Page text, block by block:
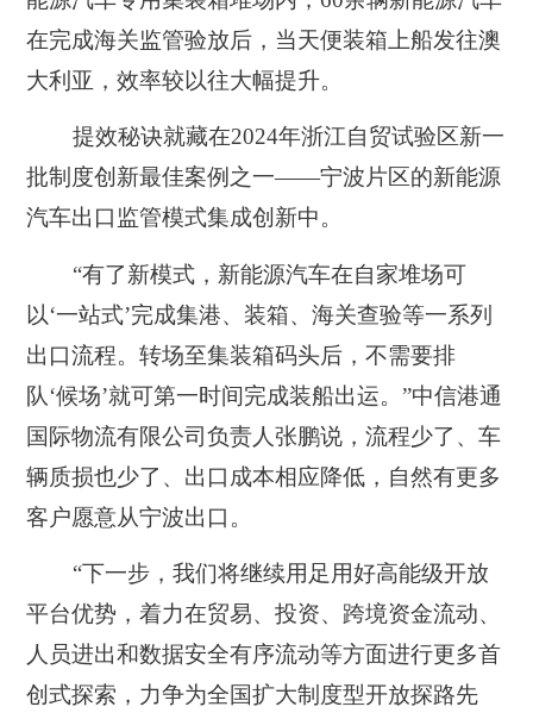
在完成海关监管验放后，当天便装箱上船发往澳
大利亚，效率较以往大幅提升。
提效秘诀就藏在2024年浙江自贸试验区新一
批制度创新最佳案例之一——宁波片区的新能源
汽车出口监管模式集成创新中。
“有了新模式，新能源汽车在自家堆场可
以‘一站式’完成集港、装箱、海关查验等一系列
出口流程。转场至集装箱码头后，不需要排
队‘候场’就可第一时间完成装船出运。”中信港通
国际物流有限公司负责人张鹏说，流程少了、车
辆质损也少了、出口成本相应降低，自然有更多
客户愿意从宁波出口。
“下一步，我们将继续用足用好高能级开放
平台优势，着力在贸易、投资、跨境资金流动、
人员进出和数据安全有序流动等方面进行更多首
创式探索，力争为全国扩大制度型开放探路先